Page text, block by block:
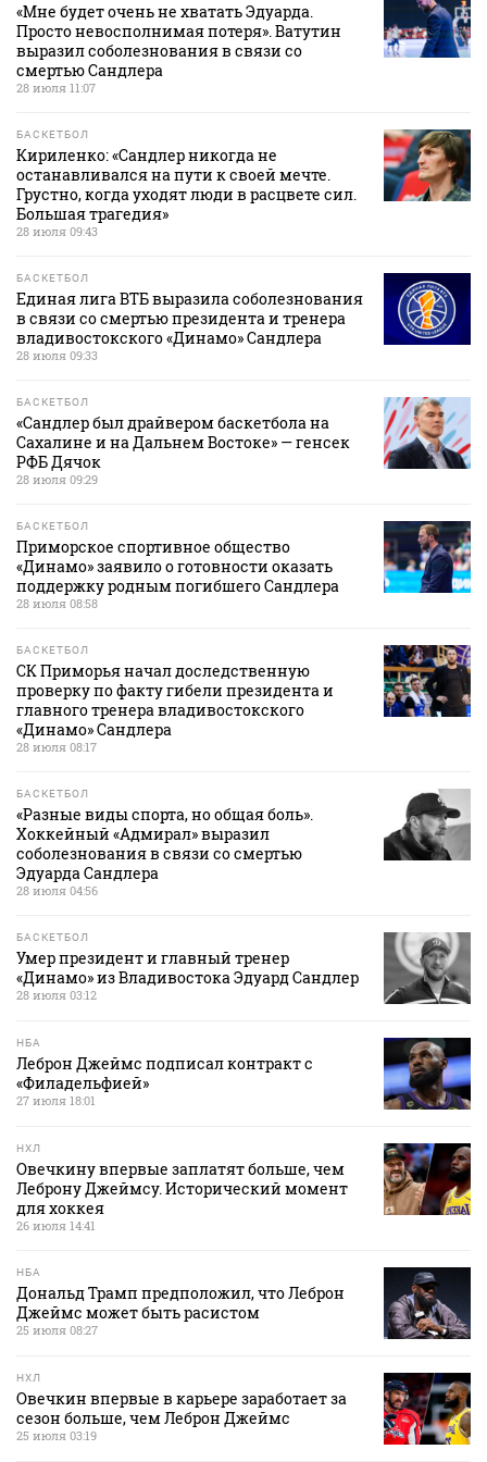
«Мне будет очень не хватать Эдуарда.
Просто невосполнимая потеря». Ватутин
выразил соболезнования в связи со
смертью Сандлера
28 июля 11:07
БАСКЕТБОЛ
Кириленко: «Сандлер никогда не
останавливался на пути к своей мечте.
Грустно, когда уходят люди в расцвете сил.
Большая трагедия»
28 июля 09:43
БАСКЕТБОЛ
Единая лига ВТБ выразила соболезнования
в связи со смертью президента и тренера
владивостокского «Динамо» Сандлера
28 июля 09:33
БАСКЕТБОЛ
«Сандлер был драйвером баскетбола на
Сахалине и на Дальнем Востоке» — генсек
РФБ Дячок
28 июля 09:29
БАСКЕТБОЛ
Приморское спортивное общество
«Динамо» заявило о готовности оказать
поддержку родным погибшего Сандлера
28 июля 08:58
БАСКЕТБОЛ
СК Приморья начал доследственную
проверку по факту гибели президента и
главного тренера владивостокского
«Динамо» Сандлера
28 июля 08:17
БАСКЕТБОЛ
«Разные виды спорта, но общая боль».
Хоккейный «Адмирал» выразил
соболезнования в связи со смертью
Эдуарда Сандлера
28 июля 04:56
БАСКЕТБОЛ
Умер президент и главный тренер
«Динамо» из Владивостока Эдуард Сандлер
28 июля 03:12
НБА
Леброн Джеймс подписал контракт с
«Филадельфией»
27 июля 18:01
НХЛ
Овечкину впервые заплатят больше, чем
Леброну Джеймсу. Исторический момент
для хоккея
26 июля 14:41
НБА
Дональд Трамп предположил, что Леброн
Джеймс может быть расистом
25 июля 08:27
НХЛ
Овечкин впервые в карьере заработает за
сезон больше, чем Леброн Джеймс
25 июля 03:19